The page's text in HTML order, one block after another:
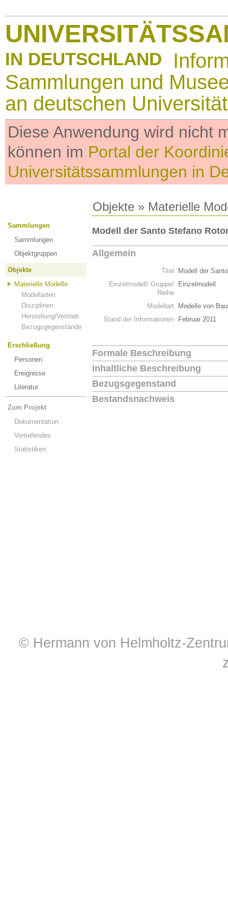
IN DEUTSCHLAND
Sammlungen und
an deutschen
Diese Anwendung wird nicht
können im Portal der
Universitätssammlungen in
Objekte » Materielle
Sammlungen
Sammlungen
Objektgruppen
Objekte
Materielle Modelle
Modellarten
Disziplinen
Herstellung/Vertrieb
Bezugsgegenstände
Erschließung
Personen
Ereignisse
Literatur
Zum Projekt
Dokumentation
Vertiefendes
Statistiken
Modell der Santo Stefano
Allgemein
Titel
Modell der
Einzelmodell/ Gruppe/
Reihe
Einzelmodell
Modellart
Modelle von
Stand der Informationen
Februar 2011
Formale Beschreibung
Inhaltliche Beschreibung
Bezugsgegenstand
Bestandsnachweis
© Hermann von Helmholtz-